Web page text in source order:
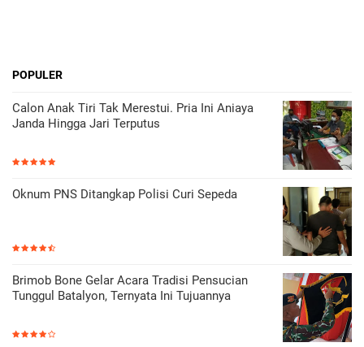
POPULER
Calon Anak Tiri Tak Merestui. Pria Ini Aniaya
Janda Hingga Jari Terputus
Oknum PNS Ditangkap Polisi Curi Sepeda
Brimob Bone Gelar Acara Tradisi Pensucian
Tunggul Batalyon, Ternyata Ini Tujuannya